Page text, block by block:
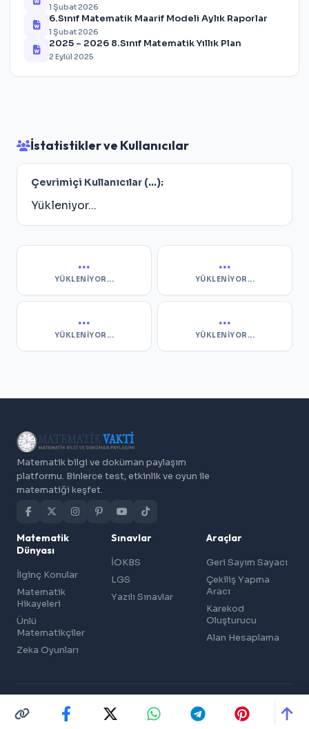
1 Şubat 2026
6.Sınıf Matematik Maarif Modeli Aylık Raporlar
1 Şubat 2026
2025 – 2026 8.Sınıf Matematik Yıllık Plan
2 Eylül 2025
İstatistikler ve Kullanıcılar
Çevrimiçi Kullanıcılar (...):
Yükleniyor...
...
YÜKLENIYOR...
...
YÜKLENIYOR...
...
YÜKLENIYOR...
...
YÜKLENIYOR...
Matematik bilgi ve doküman paylaşım
platformu. Binlerce test, etkinlik ve oyun ile
matematiği keşfet.
Matematik
Dünyası
İlginç Konular
Matematik
Hikayeleri
Ünlü
Matematikçiler
Zeka Oyunları
Sınavlar
İOKBS
LGS
Yazılı Sınavlar
Araçlar
Geri Sayım Sayacı
Çekiliş Yapma
Aracı
Karekod
Oluşturucu
Alan Hesaplama
© 2026 Matematik Vakti — Matematik Bilgi ve Doküman Paylaşımı
Gizlilik ve Çerez Politikası
Üyelik Sözleşmesi İletişim Reklam